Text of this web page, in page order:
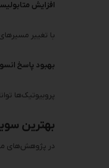
افزایش
با تغییر
بهبود پاسخ
پروبیوتیک‌ها
بهترین
در پژوهش‌های